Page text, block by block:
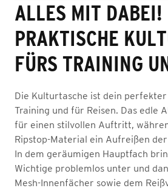
ALLES MIT DABEI!
PRAKTISCHE
FÜRS TRAINING
Die Kulturtasche ist dein
Training und für Reisen. Das edle
für einen stilvollen Auftritt,
Ripstop-Material ein Aufreißen
In dem geräumigen Hauptfach
Wichtige problemlos unter und
Mesh-Innenfächer sowie dem